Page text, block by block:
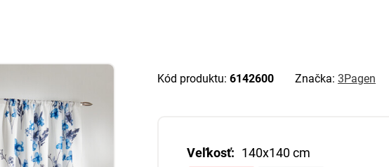
Kód produktu: 6142600 Značka: 3Pagen
Veľkosť: 140x140 cm